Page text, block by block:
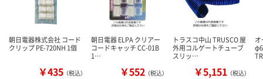
朝日電器株式会社 コード
クリップ PE-720NH 1個
￥435 （税込）
朝日電器 ELPA クリアー
コードキャッチ CC-01B
1…
￥552 （税込）
トラスコ中山 TRUSCO 屋
外用コルゲートチューブ
スリッ…
￥5,151 （税込）